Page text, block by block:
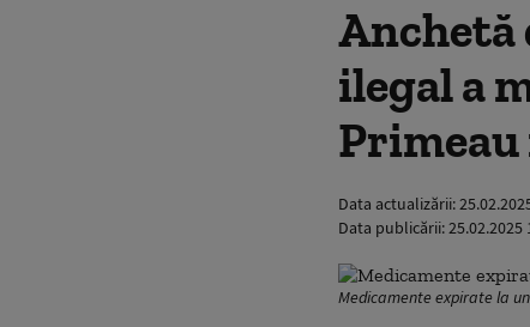
Anchetă
ilegal a
Primeau
Data actualizării:
Data publicării:25.02.2025
Medicamente expirate la